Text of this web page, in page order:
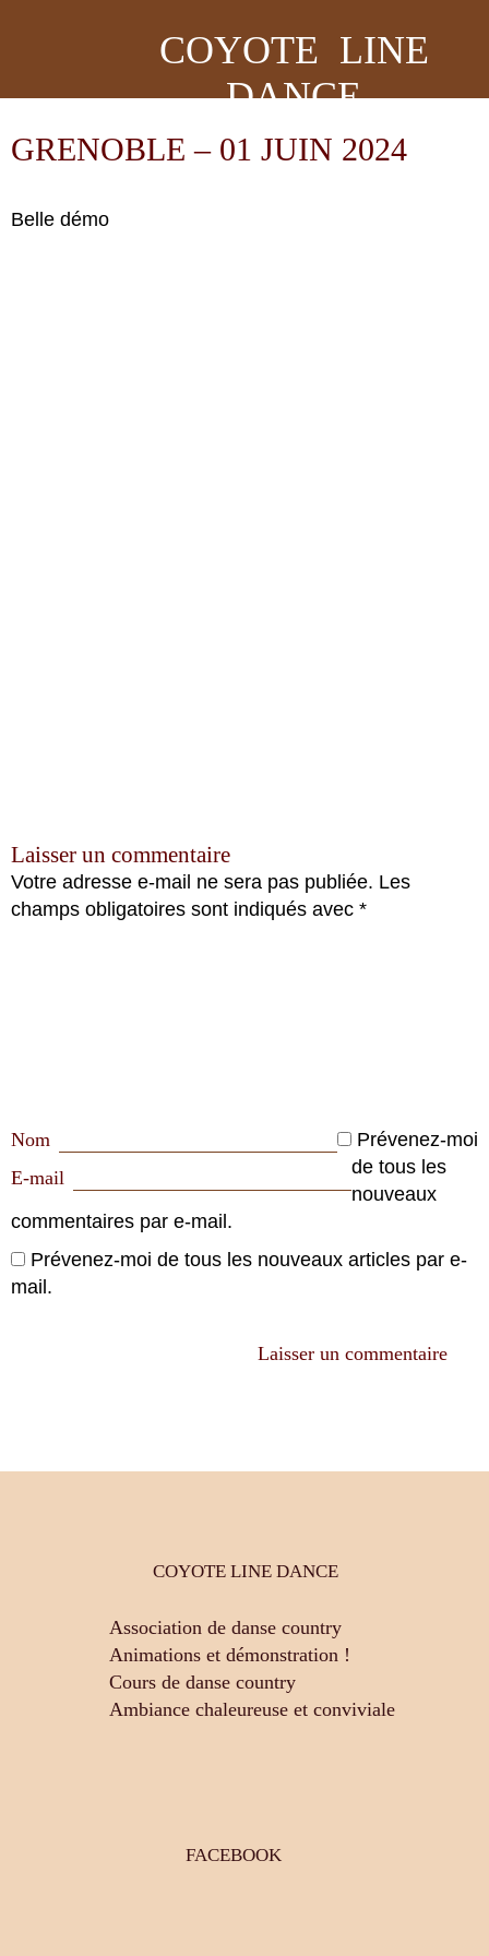
COYOTE LINE
DANCE
GRENOBLE – 01 JUIN 2024
Belle démo
Laisser un commentaire
Votre adresse e-mail ne sera pas publiée. Les
champs obligatoires sont indiqués avec *
Nom
E-mail
Prévenez-moi
de tous les
nouveaux
commentaires par e-mail.
Prévenez-moi de tous les nouveaux articles par e-
mail.
COYOTE LINE DANCE
Association de danse country
Animations et démonstration !
Cours de danse country
Ambiance chaleureuse et conviviale
FACEBOOK